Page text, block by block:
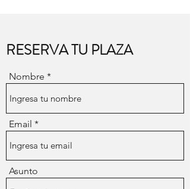
RESERVA TU PLAZA
Nombre
Email
Asunto